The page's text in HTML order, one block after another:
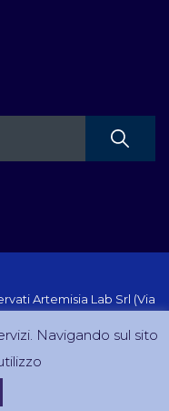
Artemisia Lab Srl (Via
Navigando sul sito